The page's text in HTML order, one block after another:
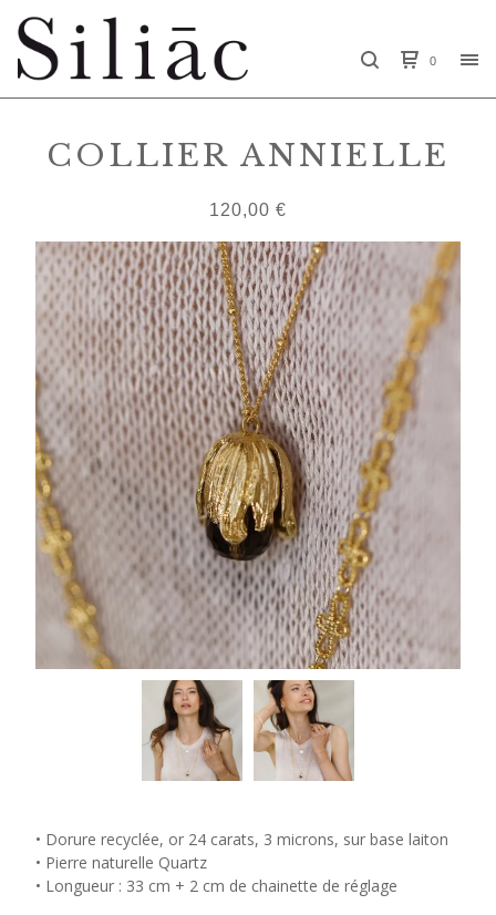
0
COLLIER ANNIELLE
120,00 €
• Dorure recyclée, or 24 carats, 3 microns, sur base laiton
• Pierre naturelle Quartz
• Longueur : 33 cm + 2 cm de chainette de réglage